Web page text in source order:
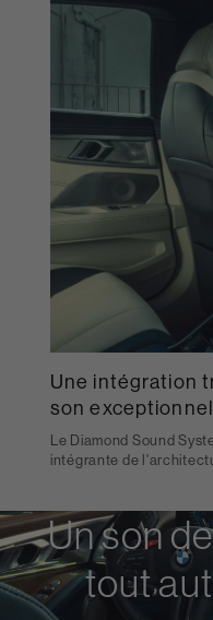
Une intégration
son exceptionnel
Le Diamond Sound
intégrante de
Un son
tout